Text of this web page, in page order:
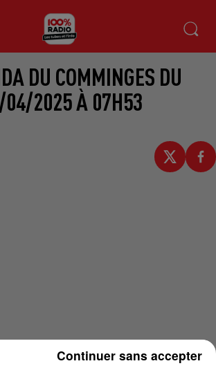
DU COMMINGES DU
2025 À 07H53
Continuer sans accepter